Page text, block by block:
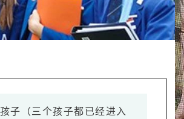
子（三个孩子都已经进入